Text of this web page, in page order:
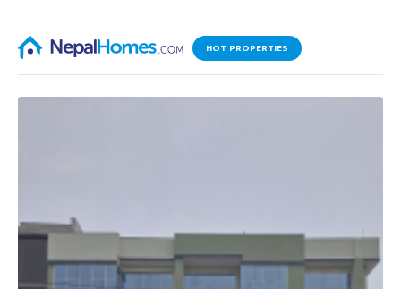
HOT PROPERTIES